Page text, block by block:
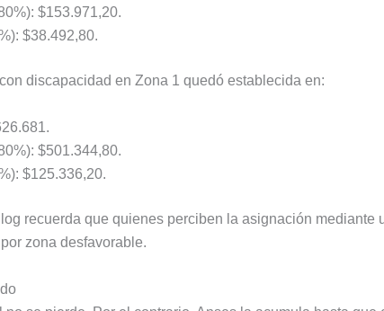
$153.971,20.
$38.492,80.
discapacidad en Zona 1 quedó establecida en:
$501.344,80.
$125.336,20.
recuerda que quienes perciben la asignación mediante
zona desfavorable.